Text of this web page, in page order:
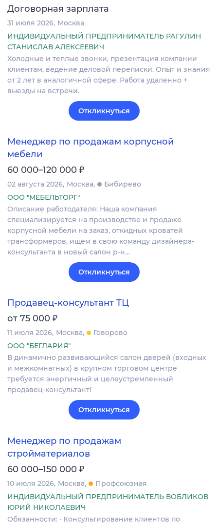
Договорная зарплата
31 июля 2026 Москва
ИНДИВИДУАЛЬНЫЙ ПРЕДПРИНИМАТЕЛЬ РАГУЛИН
СТАНИСЛАВ АЛЕКСЕЕВИЧ
Холодные и теплые звонки, презентация компании
клиентам, ведение деловой переписки. Опыт и знания
от 2 лет в аналогичной сфере. Работа удаленно +
выезды на встречи.
Откликнуться
Менеджер по продажам корпусной
мебели
60 000–120 000 ₽
02 августа 2026 Москва
Бибирево
ООО "МЕБЕЛЬТОРГ"
Описание работодателя: Наша компания
специализируется на производстве и продаже
корпусной мебели на заказ, откидных кроватей
трансформеров, ищем в свою команду дизайнера-
консультанта в новый салон р-н…
Откликнуться
Продавец-консультант ТЦ
от 75 000 ₽
11 июля 2026 Москва
Говорово
ООО "БЕГЛАРИЯ"
В динамично развивающийся салон дверей (входных
и межкомнатных) в крупном торговом центре
требуется энергичный и целеустремленный
продавец-консультант!
Откликнуться
Менеджер по продажам
стройматериалов
60 000–150 000 ₽
10 июля 2026 Москва
Профсоюзная
ИНДИВИДУАЛЬНЫЙ ПРЕДПРИНИМАТЕЛЬ ВОБЛИКОВ
ЮРИЙ НИКОЛАЕВИЧ
Обязанности: · Консультирование клиентов по